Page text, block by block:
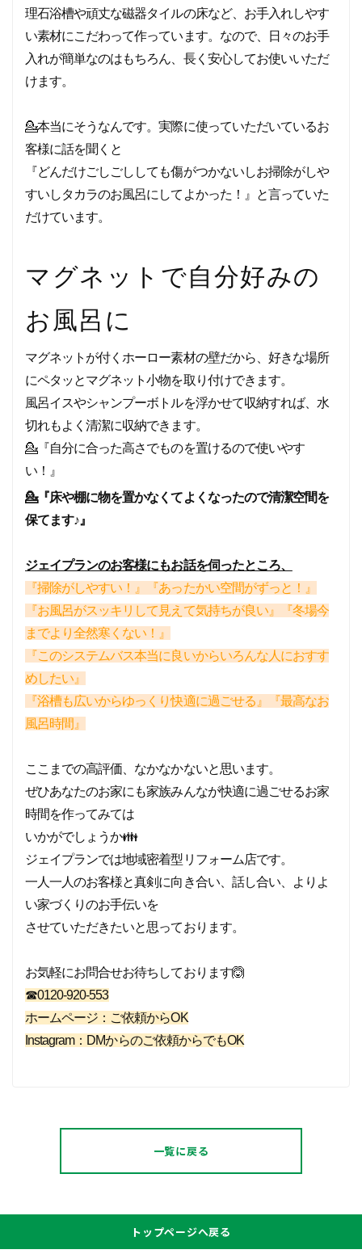
理石浴槽や頑丈な磁器タイルの床など、お手入れしやす
い素材にこだわって作っています。なので、日々のお手
入れが簡単なのはもちろん、長く安心してお使いいただ
けます。
💁本当にそうなんです。実際に使っていただいているお
客様に話を聞くと
『どんだけごしごししても傷がつかないしお掃除がしや
すいしタカラのお風呂にしてよかった！』と言っていた
だけています。
マグネットで自分好みの
お風呂に
マグネットが付くホーロー素材の壁だから、好きな場所
にペタッとマグネット小物を取り付けできます。
風呂イスやシャンプーボトルを浮かせて収納すれば、水
切れもよく清潔に収納できます。
💁『自分に合った高さでものを置けるので使いやす
い！』
💁『床や棚に物を置かなくてよくなったので清潔空間を
保てます♪』
ジェイプランのお客様にもお話を伺ったところ、
『掃除がしやすい！』『あったかい空間がずっと！』
『お風呂がスッキリして見えて気持ちが良い』『冬場今
までより全然寒くない！』
『このシステムバス本当に良いからいろんな人におすす
めしたい』
『浴槽も広いからゆっくり快適に過ごせる』『最高なお
風呂時間』
ここまでの高評価、なかなかないと思います。
ぜひあなたのお家にも家族みんなが快適に過ごせるお家
時間を作ってみては
いかがでしょうか👪
ジェイプランでは地域密着型リフォーム店です。
一人一人のお客様と真剣に向き合い、話し合い、よりよ
い家づくりのお手伝いを
させていただきたいと思っております。
お気軽にお問合せお待ちしております🙆
☎0120-920-553
ホームページ：ご依頼からOK
Instagram：DMからのご依頼からでもOK
一覧に戻る
トップページへ戻る